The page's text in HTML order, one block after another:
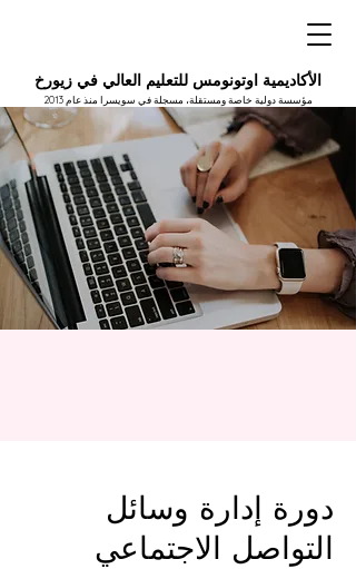
الأكاديمية اوتونومس للتعليم العالي في زيورخ
مؤسسة دولية خاصة ومستقلة، مسجلة في سويسرا منذ عام 2013
دورة إدارة وسائل
التواصل الاجتماعي